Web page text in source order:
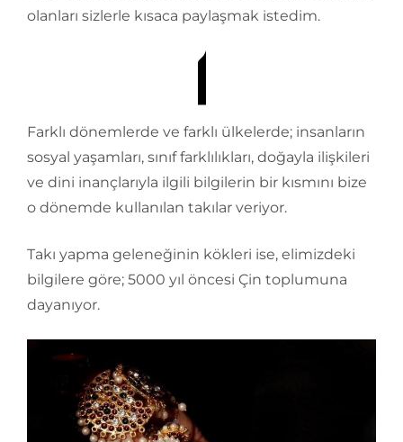
olanları sizlerle kısaca paylaşmak istedim.
Farklı dönemlerde ve farklı ülkelerde; insanların
sosyal yaşamları, sınıf farklılıkları, doğayla ilişkileri
ve dini inançlarıyla ilgili bilgilerin bir kısmını bize
o dönemde kullanılan takılar veriyor.
Takı yapma geleneğinin kökleri ise, elimizdeki
bilgilere göre; 5000 yıl öncesi Çin toplumuna
dayanıyor.